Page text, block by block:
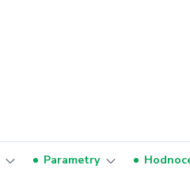
Parametry